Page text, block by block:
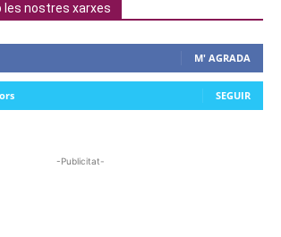
nostres xarxes
M' AGRADA
SEGUIR
-Publicitat-